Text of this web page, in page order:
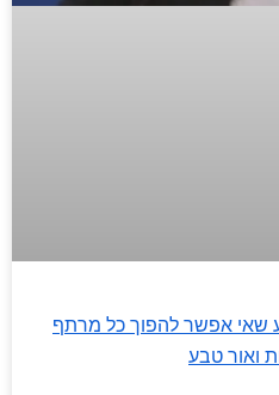
שאי אפשר להפוך כל מרתף
ואור טבע